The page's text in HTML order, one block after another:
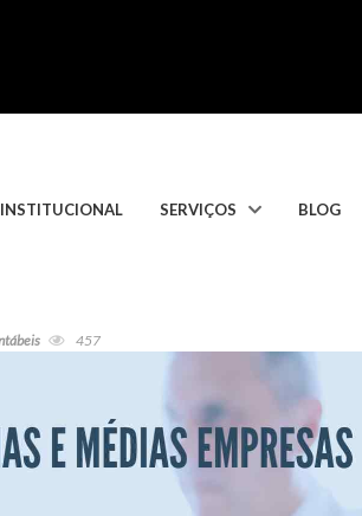
INSTITUCIONAL SERVIÇOS BLOG
457